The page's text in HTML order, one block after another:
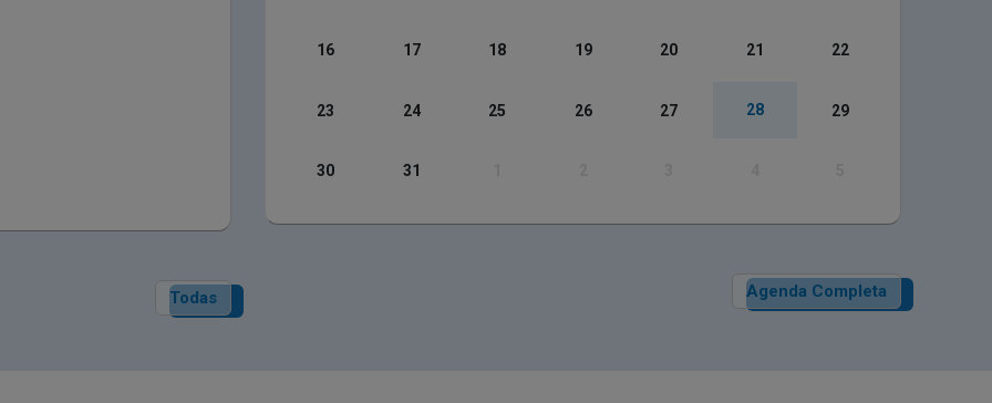
Todas
16 17 18 19 20 21 22
23 24 25 26 27 28 29
30 31
Agenda Completa